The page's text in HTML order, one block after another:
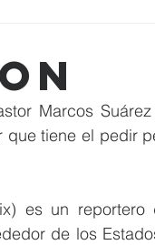
Marcos
es un
de los